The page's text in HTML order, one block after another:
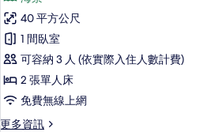
選
條
件
Deluxe
Room
(Twin
Bed)
Sea
View
的
40 平方公尺
1 間臥室
可容納 3 人 (依實際入住人數計費)
2 張單人床
免費無線上網
更多資訊
更